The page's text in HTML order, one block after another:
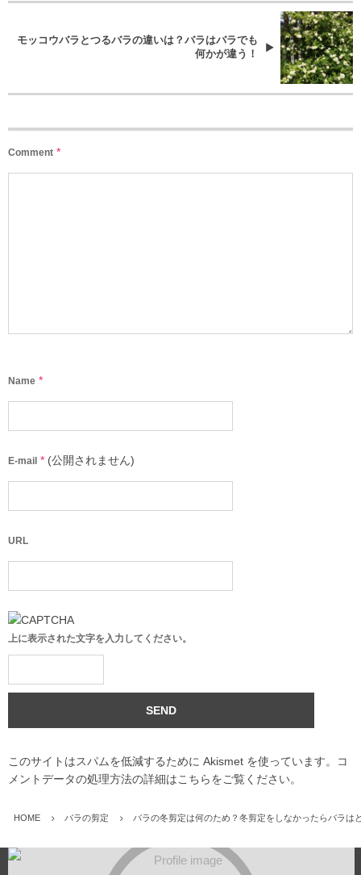
モッコウバラとつるバラの違いは？バラはバラでも
何かが違う！
Comment *
Name *
E-mail * (公開されません)
URL
上に表示された文字を入力してください。
このサイトはスパムを低減するために Akismet を使っています。
コ
メントデータの処理方法の詳細はこちらをご覧ください。
HOME バラの剪定 バラの冬剪定は何のため？冬剪定をしなかったらバラは